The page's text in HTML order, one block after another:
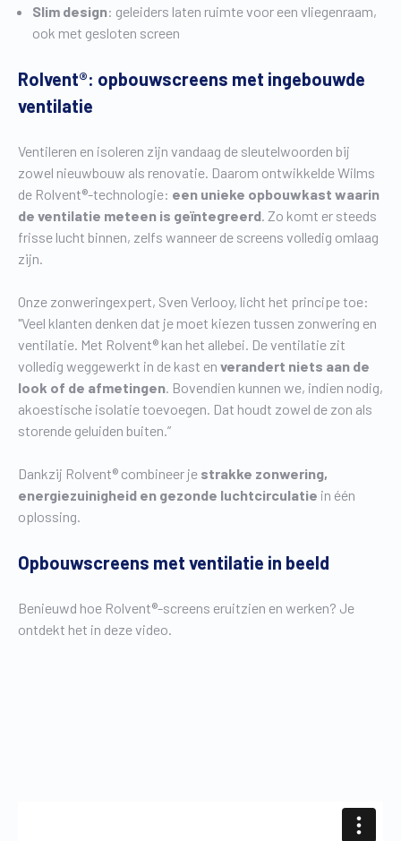
Slim design: geleiders laten ruimte voor een vliegenraam,
ook met gesloten screen
Rolvent®: opbouwscreens met ingebouwde
ventilatie
Ventileren en isoleren zijn vandaag de sleutelwoorden bij
zowel nieuwbouw als renovatie. Daarom ontwikkelde Wilms
de Rolvent®-technologie: een unieke opbouwkast waarin
de ventilatie meteen is geïntegreerd. Zo komt er steeds
frisse lucht binnen, zelfs wanneer de screens volledig omlaag
zijn.
Onze zonweringexpert, Sven Verlooy, licht het principe toe:
"Veel klanten denken dat je moet kiezen tussen zonwering en
ventilatie. Met Rolvent® kan het allebei. De ventilatie zit
volledig weggewerkt in de kast en verandert niets aan de
look of de afmetingen. Bovendien kunnen we, indien nodig,
akoestische isolatie toevoegen. Dat houdt zowel de zon als
storende geluiden buiten.”
Dankzij Rolvent® combineer je strakke zonwering,
energiezuinigheid en gezonde luchtcirculatie in één
oplossing.
Opbouwscreens met ventilatie in beeld
Benieuwd hoe Rolvent®-screens eruitzien en werken? Je
ontdekt het in deze video.